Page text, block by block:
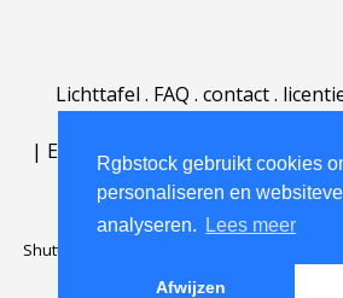
Rgbstock gebruikt cookies
personaliseren en
analyseren.
Lees meer
Afwijzen
Lichttafel . FAQ . contact.
| English | Deutsch Español
Nederlands|
Shutterstock official partner of Rgbstock
Rgbstock